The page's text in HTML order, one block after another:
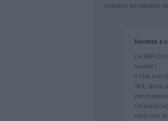
minutes en navette
Navette a
Le RER C
lurette !
Il faut
183, donc
par
On peut
n’est mis